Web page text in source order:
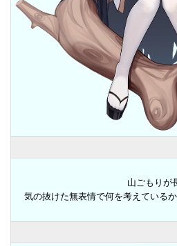
山ごもりが
気の抜けた無表情で何を考えている